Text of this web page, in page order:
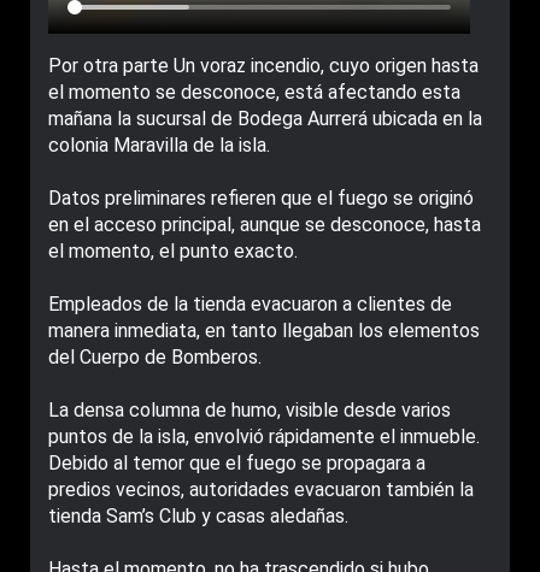
Por otra parte Un voraz incendio, cuyo origen hasta
el momento se desconoce, está afectando esta
mañana la sucursal de Bodega Aurrerá ubicada en la
colonia Maravilla de la isla.
Datos preliminares refieren que​ el fuego se originó
en el acceso principal, aunque se desconoce, hasta
el momento, el punto exacto.
Empleados de la tienda evacuaron a clientes de
manera inmediata, en tanto llegaban los elementos
del Cuerpo de Bomberos.
La densa columna de humo, visible desde varios
puntos de la isla, envolvió rápidamente el inmueble.
Debido al temor que el fuego se propagara a
predios vecinos, autoridades evacuaron también la
tienda Sam’s Club y casas aledañas.